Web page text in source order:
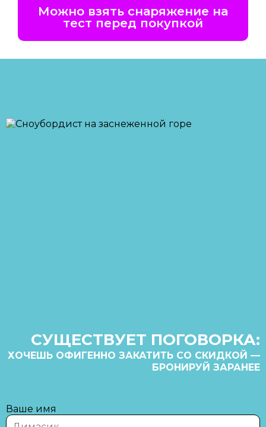
Можно взять снаряжение на
тест перед покупкой
СУЩЕСТВУЕТ ПОГОВОРКА:
ХОЧЕШЬ ОФИГЕННО ЗАКАТИТЬ СО СКИДКОЙ —
БРОНИРУЙ ЗАРАНЕЕ
Ваше имя